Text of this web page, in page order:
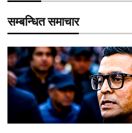
सम्बन्धित समाचार